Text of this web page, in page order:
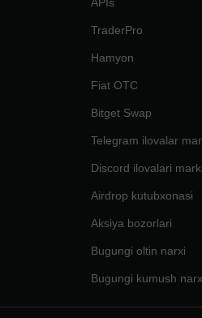
TraderPro
Hamyon
Fiat OTC
Bitget Swap
Telegram ilovalar
Discord ilovalari
Airdrop kutubxonasi
Aksiya bozorlari
Bugungi oltin narxi
Bugungi kumush